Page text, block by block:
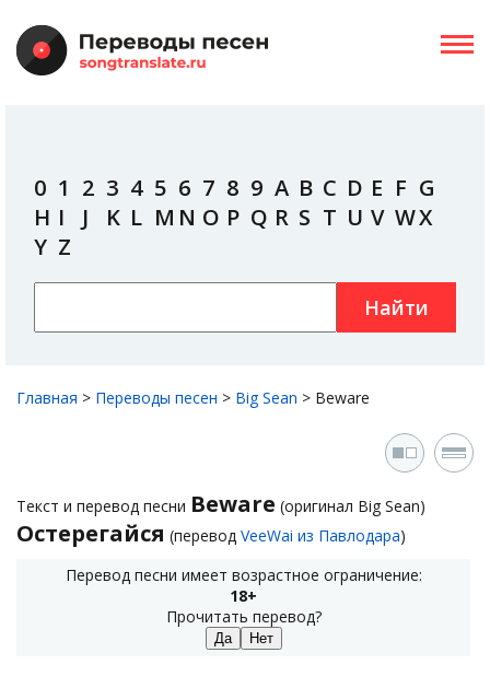
0 1 2 3 4 5 6 7 8 9 A B C D E F G
H I J K L M N O P Q R S T U V WX
Y Z
Найти
Главная > Переводы песен > Big Sean > Beware
Текст и перевод песни Beware (оригинал Big Sean)
Остерегайся (перевод VeeWai из Павлодара)
Перевод песни имеет возрастное ограничение:
18+
Прочитать перевод?